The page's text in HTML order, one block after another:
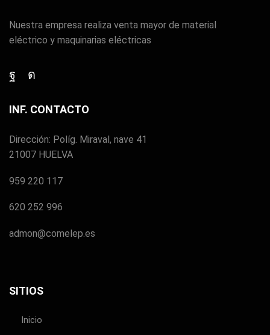
Nuestra empresa realiza venta mayor de material
eléctrico y maquinarias eléctricas
Facebook
Instagram
INF. CONTACTO
Dirección: Políg. Miraval, nave 41
21007 HUELVA
959 220 117
620 252 996
admon@comelep.es
SITIOS
Inicio